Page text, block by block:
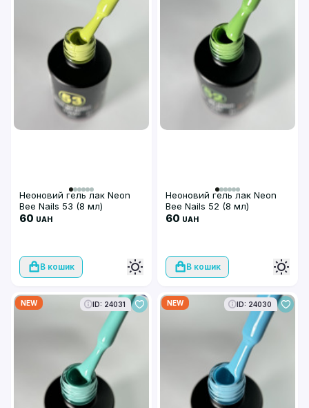
Неоновий гель лак Neon
Bee Nails 53 (8 мл)
60 UAH
В кошик
Неоновий гель лак Neon
Bee Nails 52 (8 мл)
60 UAH
В кошик
NEW ID: 24031 NEW ID: 24030